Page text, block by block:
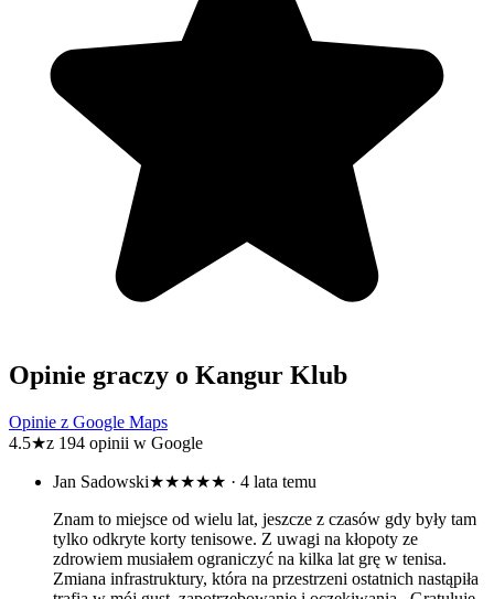
Opinie graczy o Kangur Klub
Opinie z Google Maps
4.5★z 194 opinii w Google
Jan Sadowski★★★★★ · 4 lata temu
Znam to miejsce od wielu lat, jeszcze z czasów gdy były tam
tylko odkryte korty tenisowe. Z uwagi na kłopoty ze
zdrowiem musiałem ograniczyć na kilka lat grę w tenisa.
Zmiana infrastruktury, która na przestrzeni ostatnich nastąpiła